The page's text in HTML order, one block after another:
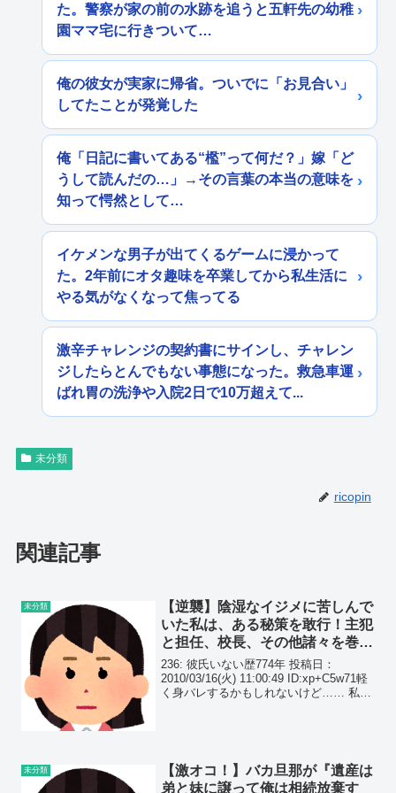
た。警察が家の前の水跡を追うと五軒先の幼稚
園ママ宅に行きついて…
俺の彼女が実家に帰省。ついでに「お見合い」
してたことが発覚した
俺「日記に書いてある“檻”って何だ？」嫁「ど
うして読んだの…」→その言葉の本当の意味を
知って愕然として…
イケメンな男子が出てくるゲームに浸かって
た。2年前にオタ趣味を卒業してから私生活に
やる気がなくなって焦ってる
激辛チャレンジの契約書にサインし、チャレン
ジしたらとんでもない事態になった。救急車運
ばれ胃の洗浄や入院2日で10万超えて...
未分類
ricopin
関連記事
未分類
【逆襲】陰湿なイジメに苦しんで
いた私は、ある秘策を敢行！主犯
と担任、校長、その他諸々を巻き
込んで大騒ぎに…
236: 彼氏いない歴774年 投稿日：
2010/03/16(火) 11:00:49 ID:xp+C5w71軽
く身バレするかもしれないけど…… 私、
未分類
【激オコ！】バカ旦那が『遺産は
弟と妹に譲って俺は相続放棄す